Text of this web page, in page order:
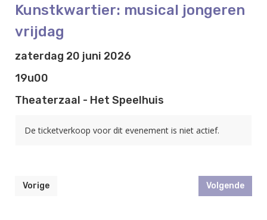
Kunstkwartier: musical jongeren
vrijdag
zaterdag 20 juni 2026
19u00
Theaterzaal - Het Speelhuis
De ticketverkoop voor dit evenement is niet actief.
Vorige Volgende